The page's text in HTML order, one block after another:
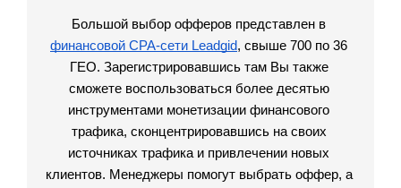
финансовой СРА-сети Leadgid, свыше 700 по 36
ГЕО. Зарегистрировавшись там Вы также
сможете воспользоваться более десятью
инструментами монетизации финансового
трафика, сконцентрировавшись на своих
источниках трафика и привлечении новых
клиентов. Менеджеры помогут выбрать оффер, а